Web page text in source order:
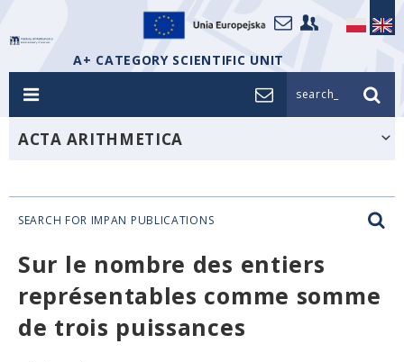
A+ CATEGORY SCIENTIFIC UNIT
search_
ACTA ARITHMETICA
SEARCH FOR IMPAN PUBLICATIONS
Sur le nombre des entiers
représentables comme somme
de trois puissances